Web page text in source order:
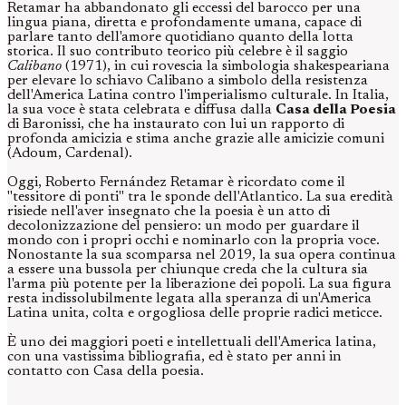
Retamar ha abbandonato gli eccessi del barocco per una
lingua piana, diretta e profondamente umana, capace di
parlare tanto dell'amore quotidiano quanto della lotta
storica. Il suo contributo teorico più celebre è il saggio
Calibano (1971), in cui rovescia la simbologia shakespeariana
per elevare lo schiavo Calibano a simbolo della resistenza
dell'America Latina contro l'imperialismo culturale. In Italia,
la sua voce è stata celebrata e diffusa dalla Casa della Poesia
di Baronissi, che ha instaurato con lui un rapporto di
profonda amicizia e stima anche grazie alle amicizie comuni
(Adoum, Cardenal).
Oggi, Roberto Fernández Retamar è ricordato come il
"tessitore di ponti" tra le sponde dell'Atlantico. La sua eredità
risiede nell'aver insegnato che la poesia è un atto di
decolonizzazione del pensiero: un modo per guardare il
mondo con i propri occhi e nominarlo con la propria voce.
Nonostante la sua scomparsa nel 2019, la sua opera continua
a essere una bussola per chiunque creda che la cultura sia
l'arma più potente per la liberazione dei popoli. La sua figura
resta indissolubilmente legata alla speranza di un'America
Latina unita, colta e orgogliosa delle proprie radici meticce.
È uno dei maggiori poeti e intellettuali dell'America latina,
con una vastissima bibliografia, ed è stato per anni in
contatto con Casa della poesia.